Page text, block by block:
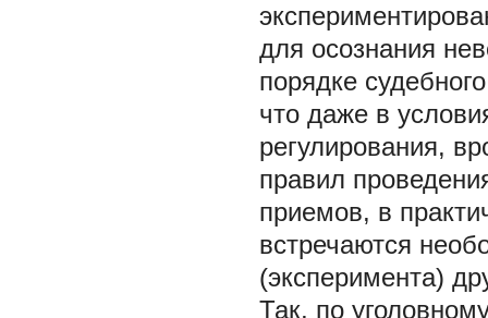
для осознания
порядке
что даже в
регулирования,
правил
приемов, в
встречаются
(эксперимента)
Так, по